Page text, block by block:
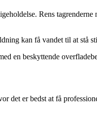
Rens
kan få vandet til at stå
en beskyttende
det er bedst at få